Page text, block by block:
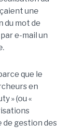
une
du mot de
e-mail un
que le
en
» (ou «
de gestion des